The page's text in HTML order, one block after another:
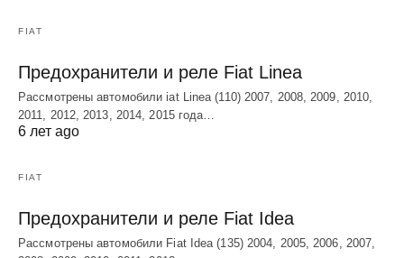
FIAT
Предохранители и реле Fiat Linea
Рассмотрены автомобили iat Linea (110) 2007, 2008, 2009, 2010,
2011, 2012, 2013, 2014, 2015 года…
6 лет ago
FIAT
Предохранители и реле Fiat Idea
Рассмотрены автомобили Fiat Idea (135) 2004, 2005, 2006, 2007,